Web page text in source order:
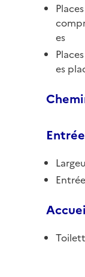
es
es
Entrée